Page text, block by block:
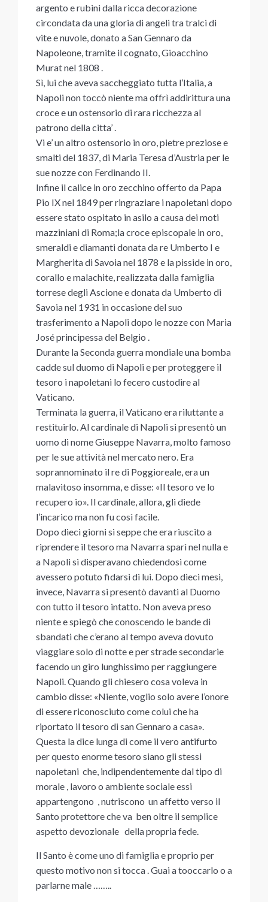
argento e rubini dalla ricca decorazione
circondata da una gloria di angeli tra tralci di
vite e nuvole, donato a San Gennaro da
Napoleone, tramite il cognato, Gioacchino
Murat nel 1808 .
Sì, lui che aveva saccheggiato tutta l’Italia, a
Napoli non toccò niente ma offrì addirittura una
croce e un ostensorio di rara ricchezza al
patrono della citta’ .
Vi e’ un altro ostensorio in oro, pietre preziose e
smalti del 1837, di Maria Teresa d’Austria per le
sue nozze con Ferdinando II.
Infine il calice in oro zecchino offerto da Papa
Pio IX nel 1849 per ringraziare i napoletani dopo
essere stato ospitato in asilo a causa dei moti
mazziniani di Roma;la croce episcopale in oro,
smeraldi e diamanti donata da re Umberto I e
Margherita di Savoia nel 1878 e la pisside in oro,
corallo e malachite, realizzata dalla famiglia
torrese degli Ascione e donata da Umberto di
Savoia nel 1931 in occasione del suo
trasferimento a Napoli dopo le nozze con Maria
José principessa del Belgio .
Durante la Seconda guerra mondiale una bomba
cadde sul duomo di Napoli e per proteggere il
tesoro i napoletani lo fecero custodire al
Vaticano.
Terminata la guerra, il Vaticano era riluttante a
restituirlo. Al cardinale di Napoli si presentò un
uomo di nome Giuseppe Navarra, molto famoso
per le sue attività nel mercato nero. Era
soprannominato il re di Poggioreale, era un
malavitoso insomma, e disse: «Il tesoro ve lo
recupero io». Il cardinale, allora, gli diede
l’incarico ma non fu così facile.
Dopo dieci giorni si seppe che era riuscito a
riprendere il tesoro ma Navarra sparì nel nulla e
a Napoli si disperavano chiedendosi come
avessero potuto fidarsi di lui. Dopo dieci mesi,
invece, Navarra si presentò davanti al Duomo
con tutto il tesoro intatto. Non aveva preso
niente e spiegò che conoscendo le bande di
sbandati che c’erano al tempo aveva dovuto
viaggiare solo di notte e per strade secondarie
facendo un giro lunghissimo per raggiungere
Napoli. Quando gli chiesero cosa voleva in
cambio disse: «Niente, voglio solo avere l’onore
di essere riconosciuto come colui che ha
riportato il tesoro di san Gennaro a casa».
Questa la dice lunga di come il vero antifurto
per questo enorme tesoro siano gli stessi
napoletani che, indipendentemente dal tipo di
morale , lavoro o ambiente sociale essi
appartengono , nutriscono un affetto verso il
Santo protettore che va ben oltre il semplice
aspetto devozionale della propria fede.
Il Santo è come uno di famiglia e proprio per
questo motivo non si tocca . Guai a tooccarlo o a
parlarne male ……..